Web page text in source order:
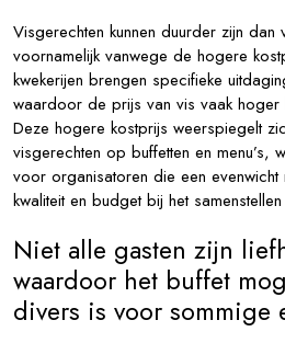
Visgerechten kunnen duurder zijn dan
voornamelijk vanwege de hogere
kwekerijen brengen specifieke
waardoor de prijs van vis vaak
Deze hogere kostprijs weerspiegelt
visgerechten op buffetten en menu’s,
voor organisatoren die een evenwicht
kwaliteit en budget bij het
Niet alle gasten zijn
waardoor het buffet
divers is voor sommige